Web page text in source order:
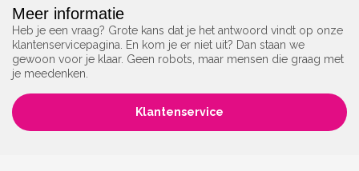
Meer informatie
Heb je een vraag? Grote kans dat je het antwoord vindt op onze
klantenservicepagina. En kom je er niet uit? Dan staan we
gewoon voor je klaar. Geen robots, maar mensen die graag met
je meedenken.
Klantenservice